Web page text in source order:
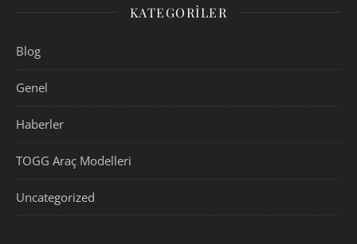
KATEGORILER
Blog
Genel
Haberler
TOGG Araç Modelleri
Uncategorized